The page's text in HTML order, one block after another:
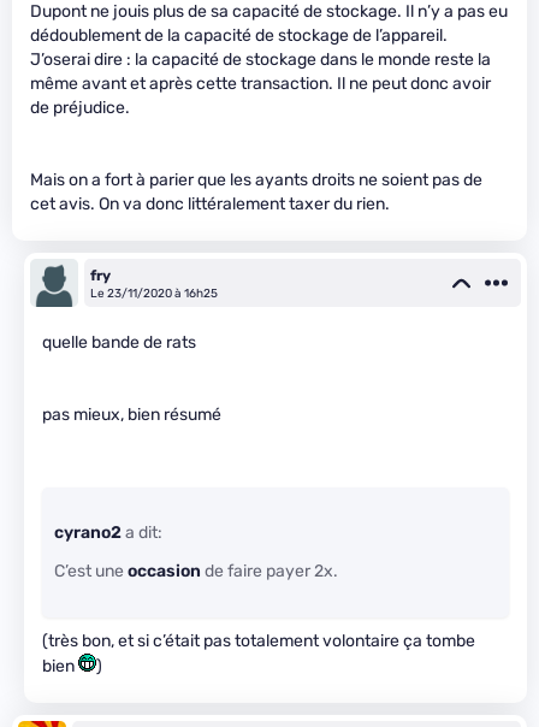
Dupont ne jouis plus de sa capacité de stockage. Il n’y a pas eu
dédoublement de la capacité de stockage de l’appareil.
J’oserai dire : la capacité de stockage dans le monde reste la
même avant et après cette transaction. Il ne peut donc avoir
de préjudice.
Mais on a fort à parier que les ayants droits ne soient pas de
cet avis. On va donc littéralement taxer du rien.
fry
Le 23/11/2020 à 16h25
quelle bande de rats
pas mieux, bien résumé
cyrano2a dit:
C’est une occasion de faire payer 2x.
(très bon, et si c’était pas totalement volontaire ça tombe
bien
)